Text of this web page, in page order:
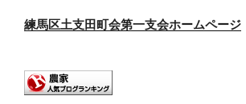
練馬区土支田町会第一支会ホームページ